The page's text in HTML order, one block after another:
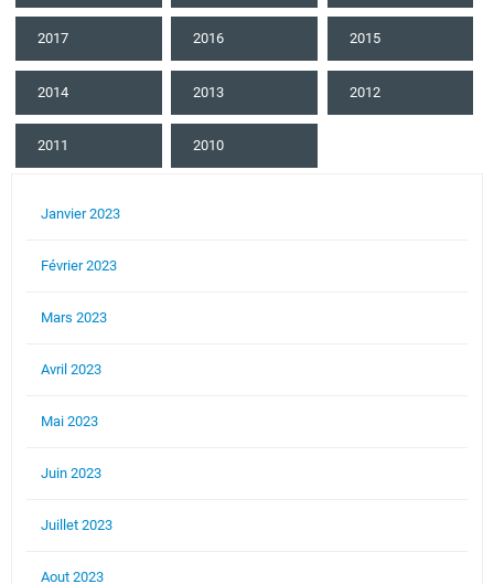
2017 2016 2015
2014 2013 2012
2011 2010
Janvier 2023
Février 2023
Mars 2023
Avril 2023
Mai 2023
Juin 2023
Juillet 2023
Aout 2023